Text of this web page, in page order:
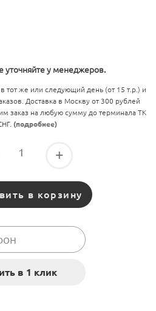
уточняйте у менеджеров.
тот же или следующий день (от 15 т.р.) и
Доставка в Москву от 300 рублей
заказ на любую сумму до терминала ТК
(подробнее)
+
в корзину